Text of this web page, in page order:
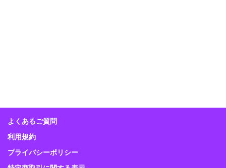
よくあるご質問
利用規約
プライバシーポリシー